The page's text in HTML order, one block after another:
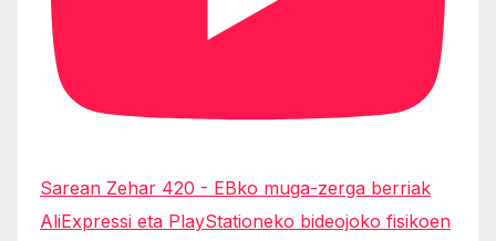
Sarean Zehar 420 - EBko muga-zerga berriak
AliExpressi eta PlayStationeko bideojoko fisikoen